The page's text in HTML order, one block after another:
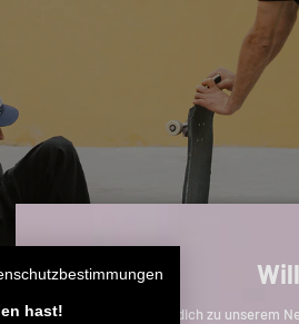
Melde dich zu unserem
hast!